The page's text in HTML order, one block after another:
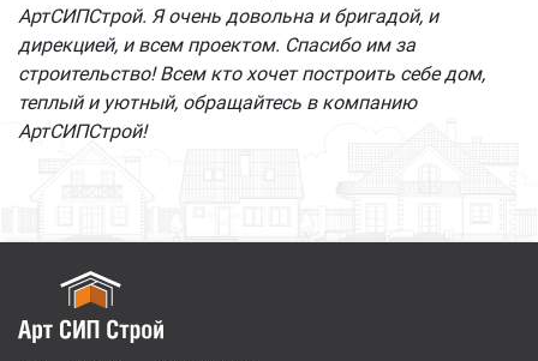
АртСИПСтрой. Я очень довольна и бригадой, и
дирекцией, и всем проектом. Спасибо им за
строительство! Всем кто хочет построить себе дом,
теплый и уютный, обращайтесь в компанию
АртСИПСтрой!